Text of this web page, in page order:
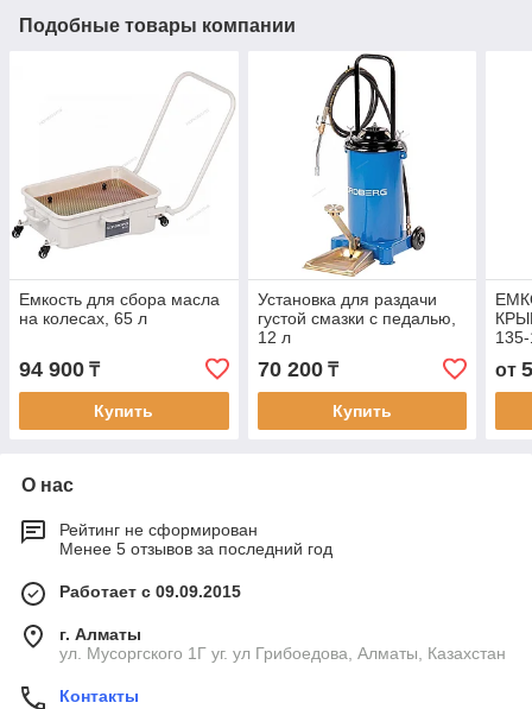
Подобные товары компании
Емкость для сбора масла
на колесах, 65 л
94 900 ₸
Купить
Установка для раздачи
густой смазки с педалью,
12 л
70 200₸
Купить
от
О нас
Рейтинг не сформирован
Менее 5 отзывов за последний год
Работает с 09.09.2015
г. Алматы
ул. Мусоргского 1Г уг. ул Грибоедова, Алматы, Казахстан
Контакты